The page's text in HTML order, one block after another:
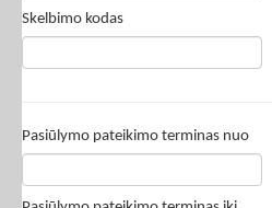
Skelbimo kodas
Pasiūlymo pateikimo terminas nuo